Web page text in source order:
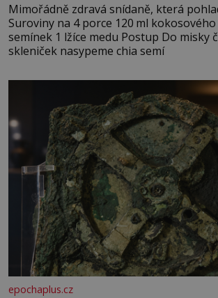
Mimořádně zdravá snídaně, která
Suroviny na 4 porce 120 ml kokosového mléka 30 g chia
semínek 1 lžíce medu Postup Do misky či přímo do
skleniček nasypeme chia semí
epochaplus.cz